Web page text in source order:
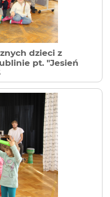
dzieci z
pt. "Jesień